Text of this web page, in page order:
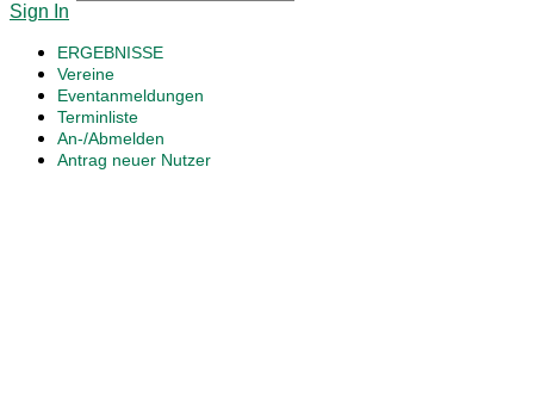
Sign In
ERGEBNISSE
Vereine
Eventanmeldungen
Terminliste
An-/Abmelden
Antrag neuer Nutzer